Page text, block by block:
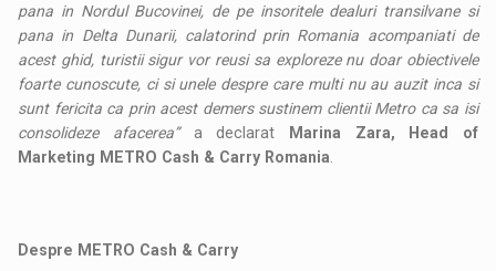
pana in Nordul Bucovinei, de pe insoritele dealuri transilvane si
pana in Delta Dunarii, calatorind prin Romania acompaniati de
acest ghid, turistii sigur vor reusi sa exploreze nu doar obiectivele
foarte cunoscute, ci si unele despre care multi nu au auzit inca si
sunt fericita ca prin acest demers sustinem clientii Metro ca sa isi
consolideze afacerea”a declarat
Marina Zara, Head of
Marketing METRO Cash & Carry Romania
Despre METRO Cash & Carry